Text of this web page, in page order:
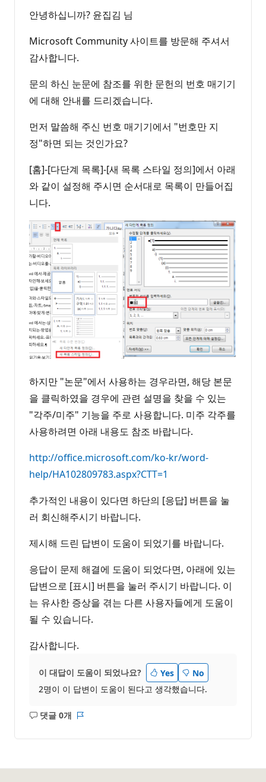
안녕하십니까? 윤집김 님
Microsoft Community 사이트를 방문해 주셔서
감사합니다.
문의 하신 눈문에 참조를 위한 문헌의 번호 매기기
에 대해 안내를 드리겠습니다.
먼저 말씀해 주신 번호 매기기에서 "번호만 지
정"하면 되는 것인가요?
[홈]-[다단계 목록]-[새 목록 스타일 정의]에서 아래
와 같이 설정해 주시면 순서대로 목록이 만들어집
니다.
하지만 "논문"에서 사용하는 경우라면, 해당 본문
을 클릭하였을 경우에 관련 설명을 찾을 수 있는
"각주/미주" 기능을 주로 사용합니다. 미주 각주를
사용하려면 아래 내용도 참조 바랍니다.
http://office.microsoft.com/ko-kr/word-
help/HA102809783.aspx?CTT=1
추가적인 내용이 있다면 하단의 [응답] 버튼을 눌
러 회신해주시기 바랍니다.
제시해 드린 답변이 도움이 되었기를 바랍니다.
응답이 문제 해결에 도움이 되었다면, 아래에 있는
답변으로 [표시] 버튼을 눌러 주시기 바랍니다. 이
는 유사한 증상을 겪는 다른 사용자들에게 도움이
될 수 있습니다.
감사합니다.
이 대답이 도움이 되었나요? Yes
No
2명이 이 답변이 도움이 된다고 생각했습니다.
댓글 0개
설